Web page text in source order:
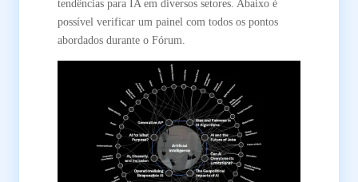
tendências para IA em diversos setores. Abaixo é
possível verificar um painel com todos os pontos
abordados durante o Fórum.